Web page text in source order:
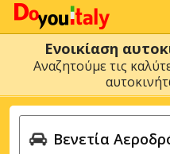
Ενοικίαση
Αναζητούμε τις